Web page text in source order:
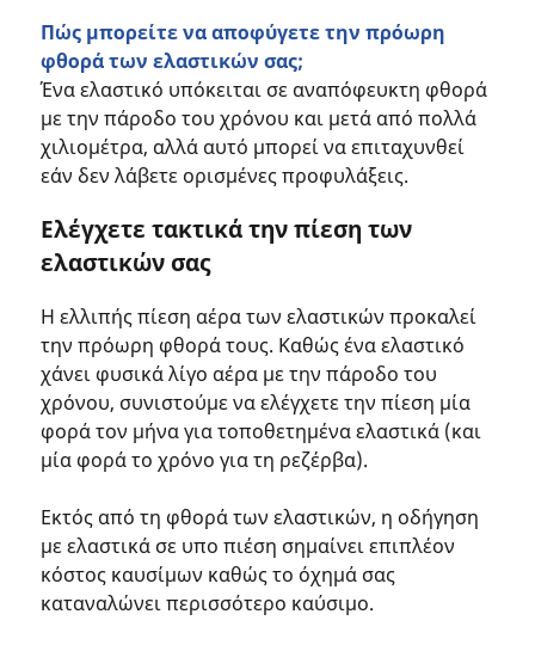
Πώς μπορείτε να αποφύγετε την πρόωρη
φθορά των ελαστικών σας;
Ένα ελαστικό υπόκειται σε αναπόφευκτη φθορά
με την πάροδο του χρόνου και μετά από πολλά
χιλιομέτρα, αλλά αυτό μπορεί να επιταχυνθεί
εάν δεν λάβετε ορισμένες προφυλάξεις.
Ελέγχετε τακτικά την πίεση των
ελαστικών σας
Η ελλιπής πίεση αέρα των ελαστικών προκαλεί
την πρόωρη φθορά τους. Καθώς ένα ελαστικό
χάνει φυσικά λίγο αέρα με την πάροδο του
χρόνου, συνιστούμε να ελέγχετε την πίεση μία
φορά τον μήνα για τοποθετημένα ελαστικά (και
μία φορά το χρόνο για τη ρεζέρβα).
Εκτός από τη φθορά των ελαστικών, η οδήγηση
με ελαστικά σε υπο πιέση σημαίνει επιπλέον
κόστος καυσίμων καθώς το όχημά σας
καταναλώνει περισσότερο καύσιμο.